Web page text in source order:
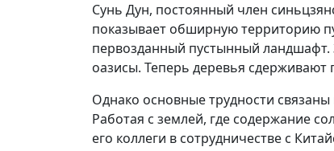
Сунь Дун, постоянный член
показывает обширную территорию
первозданный пустынный
оазисы. Теперь деревья сдерживают
Однако основные трудности
Работая с землей, где содержание
его коллеги в сотрудничестве с